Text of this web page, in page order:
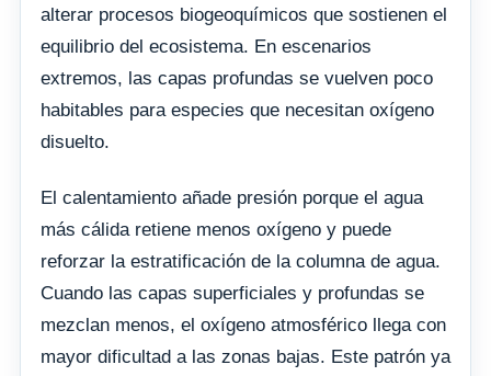
alterar procesos biogeoquímicos que sostienen el
equilibrio del ecosistema. En escenarios
extremos, las capas profundas se vuelven poco
habitables para especies que necesitan oxígeno
disuelto.
El calentamiento añade presión porque el agua
más cálida retiene menos oxígeno y puede
reforzar la estratificación de la columna de agua.
Cuando las capas superficiales y profundas se
mezclan menos, el oxígeno atmosférico llega con
mayor dificultad a las zonas bajas. Este patrón ya